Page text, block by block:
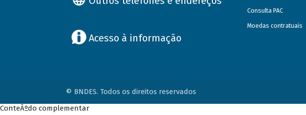
Acesso à informação
Consulta PAC
Moedas contratuais
© BNDES. Todos os direitos reservados
ConteÃºdo complementar